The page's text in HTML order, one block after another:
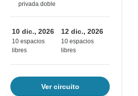
privada doble
10 dic., 2026
10 espacios
libres
12 dic., 2026
10 espacios
libres
Ver circuito